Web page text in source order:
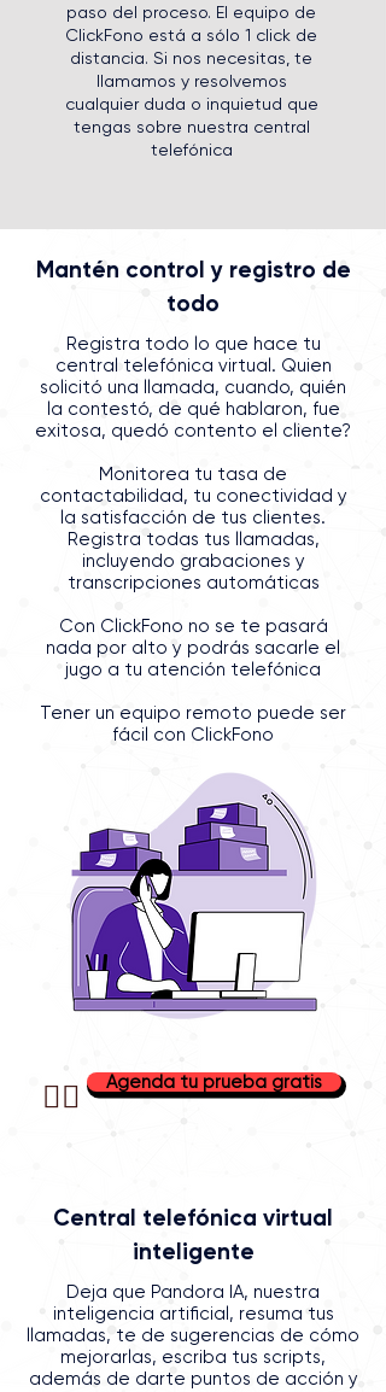
paso del proceso. El equipo de
ClickFono está a sólo 1 click de
distancia. Si nos necesitas, te
llamamos y resolvemos
cualquier duda o inquietud que
tengas sobre nuestra central
telefónica
Mantén control y registro de
todo
Registra todo lo que hace tu
central telefónica virtual. Quien
solicitó una llamada, cuando, quién
la contestó, de qué hablaron, fue
exitosa, quedó contento el cliente?
Monitorea tu tasa de
contactabilidad, tu conectividad y
la satisfacción de tus clientes.
Registra todas tus llamadas,
incluyendo grabaciones y
transcripciones automáticas
Con ClickFono no se te pasará
nada por alto y podrás sacarle el
jugo a tu atención telefónica
Tener un equipo remoto puede ser
fácil con ClickFono
👉🏼 Agenda tu prueba gratis
Central telefónica virtual
inteligente
Deja que Pandora IA, nuestra
inteligencia artificial, resuma tus
llamadas, te de sugerencias de cómo
mejorarlas, escriba tus scripts,
además de darte puntos de acción y